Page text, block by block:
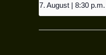
7. August | 8:30 p.m.